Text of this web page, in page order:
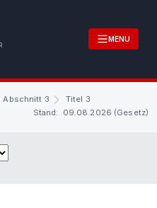
MENU
Abschnitt 3
Titel 3
Stand: 09.08.2026 (Gesetz)